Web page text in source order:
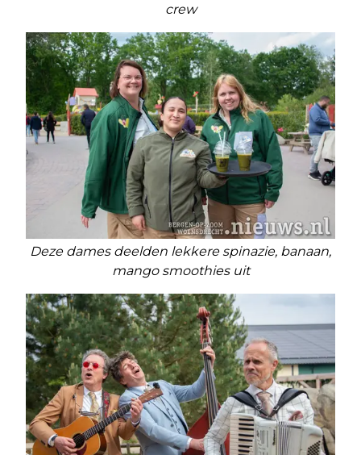
crew
Deze dames deelden lekkere spinazie, banaan,
mango smoothies uit